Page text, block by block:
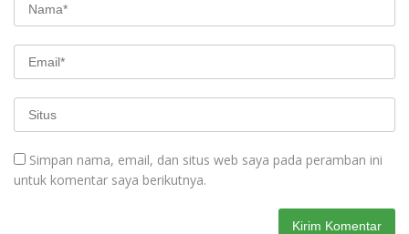
Simpan nama, email, dan situs web saya pada peramban ini
untuk komentar saya berikutnya.